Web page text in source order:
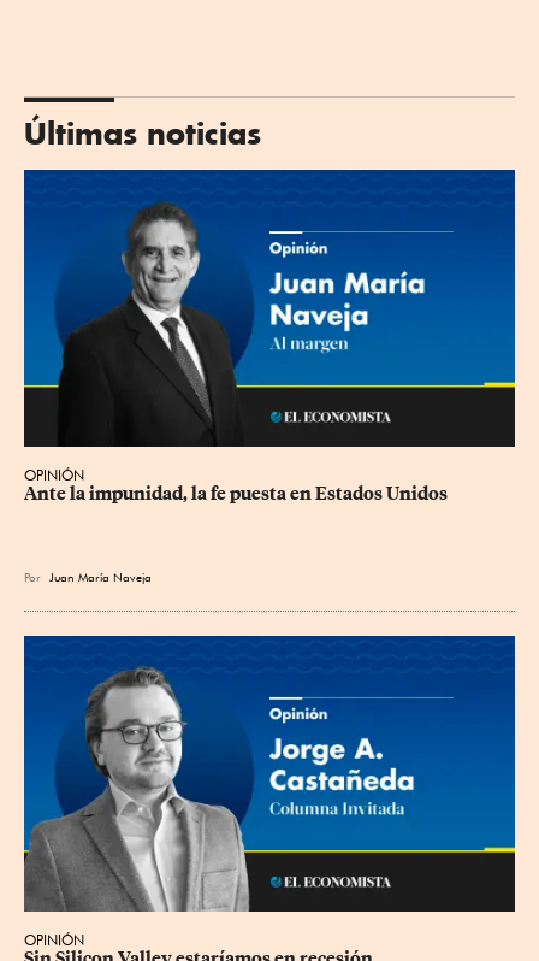
Últimas noticias
OPINIÓN
Ante la impunidad, la fe puesta en Estados Unidos
Por Juan María Naveja
OPINIÓN